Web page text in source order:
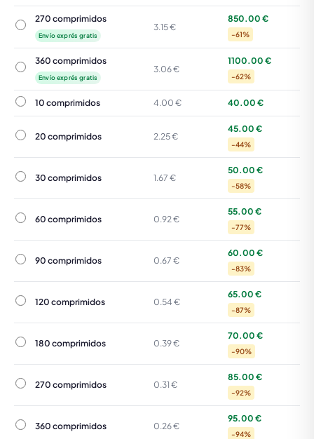
270 comprimidos
270 comprimidos
Envío exprés gratis
3.15 €
850.00 €
-61%
360 comprimidos
360 comprimidos
Envío exprés gratis
3.06 €
1100.00 €
-62%
10 comprimidos
10 comprimidos 4.00 € 40.00 €
20 comprimidos
20 comprimidos 2.25 €
45.00 €
-44%
30 comprimidos
30 comprimidos 1.67 €
50.00 €
-58%
60 comprimidos
60 comprimidos 0.92 €
55.00 €
-77%
90 comprimidos
90 comprimidos 0.67 €
60.00 €
-83%
120 comprimidos
120 comprimidos 0.54 €
65.00 €
-87%
180 comprimidos
180 comprimidos 0.39 €
70.00 €
-90%
270 comprimidos
270 comprimidos 0.31 €
85.00 €
-92%
360 comprimidos
360 comprimidos 0.26 €
95.00 €
-94%